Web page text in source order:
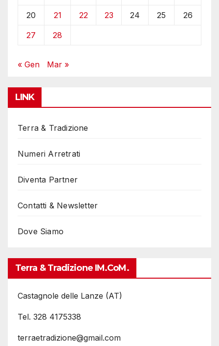
20 21 22 23 24 25 26
27 28
« Gen Mar »
LINK
Terra & Tradizione
Numeri Arretrati
Diventa Partner
Contatti & Newsletter
Dove Siamo
Terra & Tradizione IM.coM.
Castagnole delle Lanze (AT)
Tel. 328 4175338
terraetradizione@gmail.com